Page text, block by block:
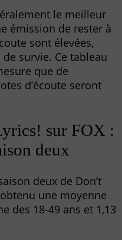
le meilleur
émission de rester à
sont élevées,
survie. Ce tableau
que de
d’écoute seront
sur FOX :
deux
deux de Don’t
une moyenne
des 18-49 ans et 1,13